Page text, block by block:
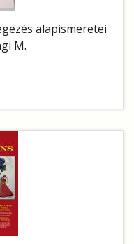
alapismeretei
M.